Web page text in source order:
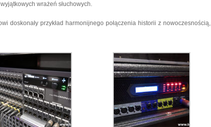
wrażeń słuchowych.
doskonały przykład harmonijnego połączenia historii z nowoczesnością,